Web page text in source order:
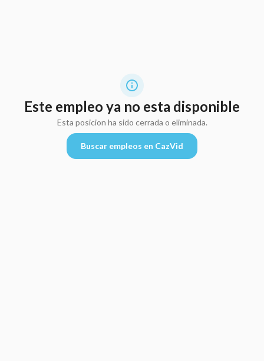
Este empleo ya no esta disponible
Esta posicion ha sido cerrada o eliminada.
Buscar empleos en CazVid